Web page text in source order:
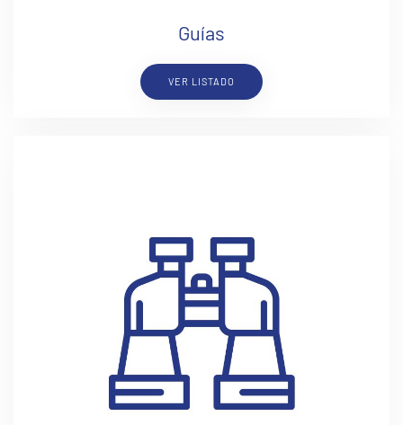
Guías
VER LISTADO